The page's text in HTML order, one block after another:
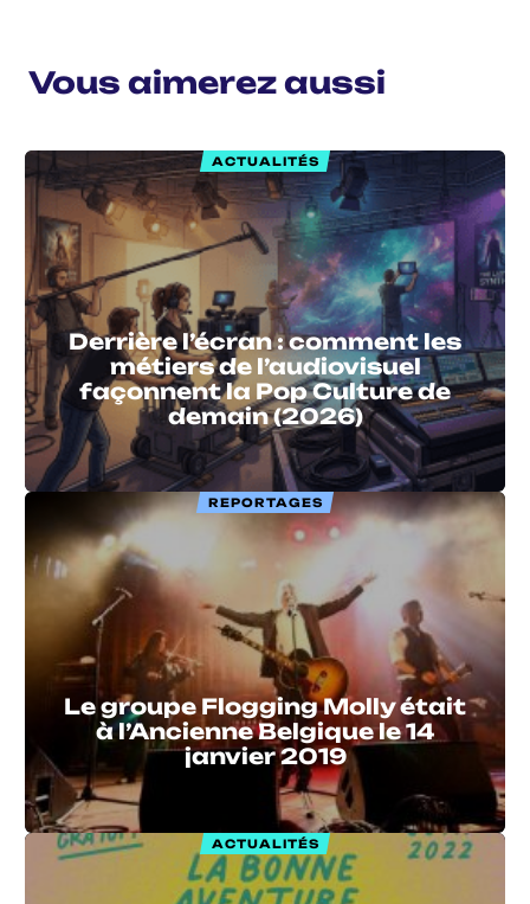
Vous aimerez aussi
ACTUALITÉS
Derrière l’écran : comment les
métiers de l’audiovisuel
façonnent la Pop Culture de
demain (2026)
REPORTAGES
Le groupe Flogging Molly était
à l’Ancienne Belgique le 14
janvier 2019
ACTUALITÉS